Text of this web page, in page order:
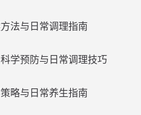
法与日常调理指南
学预防与日常调理技巧
略与日常养生指南